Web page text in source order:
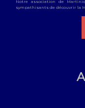
Notre association de
sympathisants de découvrir la